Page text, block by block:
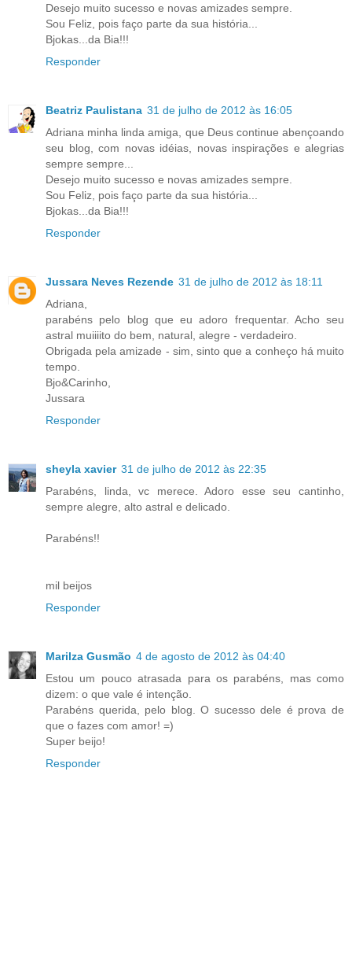
Desejo muito sucesso e novas amizades sempre.
Sou Feliz, pois faço parte da sua história...
Bjokas...da Bia!!!
Responder
Beatriz Paulistana 31 de julho de 2012 às 16:05
Adriana minha linda amiga, que Deus continue abençoando
seu blog, com novas idéias, novas inspirações e alegrias
sempre sempre...
Desejo muito sucesso e novas amizades sempre.
Sou Feliz, pois faço parte da sua história...
Bjokas...da Bia!!!
Responder
Jussara Neves Rezende 31 de julho de 2012 às 18:11
Adriana,
parabéns pelo blog que eu adoro frequentar. Acho seu
astral muiiiito do bem, natural, alegre - verdadeiro.
Obrigada pela amizade - sim, sinto que a conheço há muito
tempo.
Bjo&Carinho,
Jussara
Responder
sheyla xavier 31 de julho de 2012 às 22:35
Parabéns, linda, vc merece. Adoro esse seu cantinho,
sempre alegre, alto astral e delicado.
Parabéns!!
mil beijos
Responder
Marilza Gusmão 4 de agosto de 2012 às 04:40
Estou um pouco atrasada para os parabéns, mas como
dizem: o que vale é intenção.
Parabéns querida, pelo blog. O sucesso dele é prova de
que o fazes com amor! =)
Super beijo!
Responder